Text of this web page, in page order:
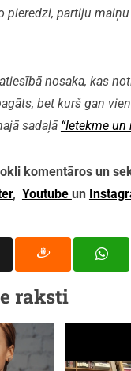
pieredzi, partiju
nosaka, kas
bet kurš gan
sadaļā “Ietekme un
komentāros un
, Youtube un
raksti